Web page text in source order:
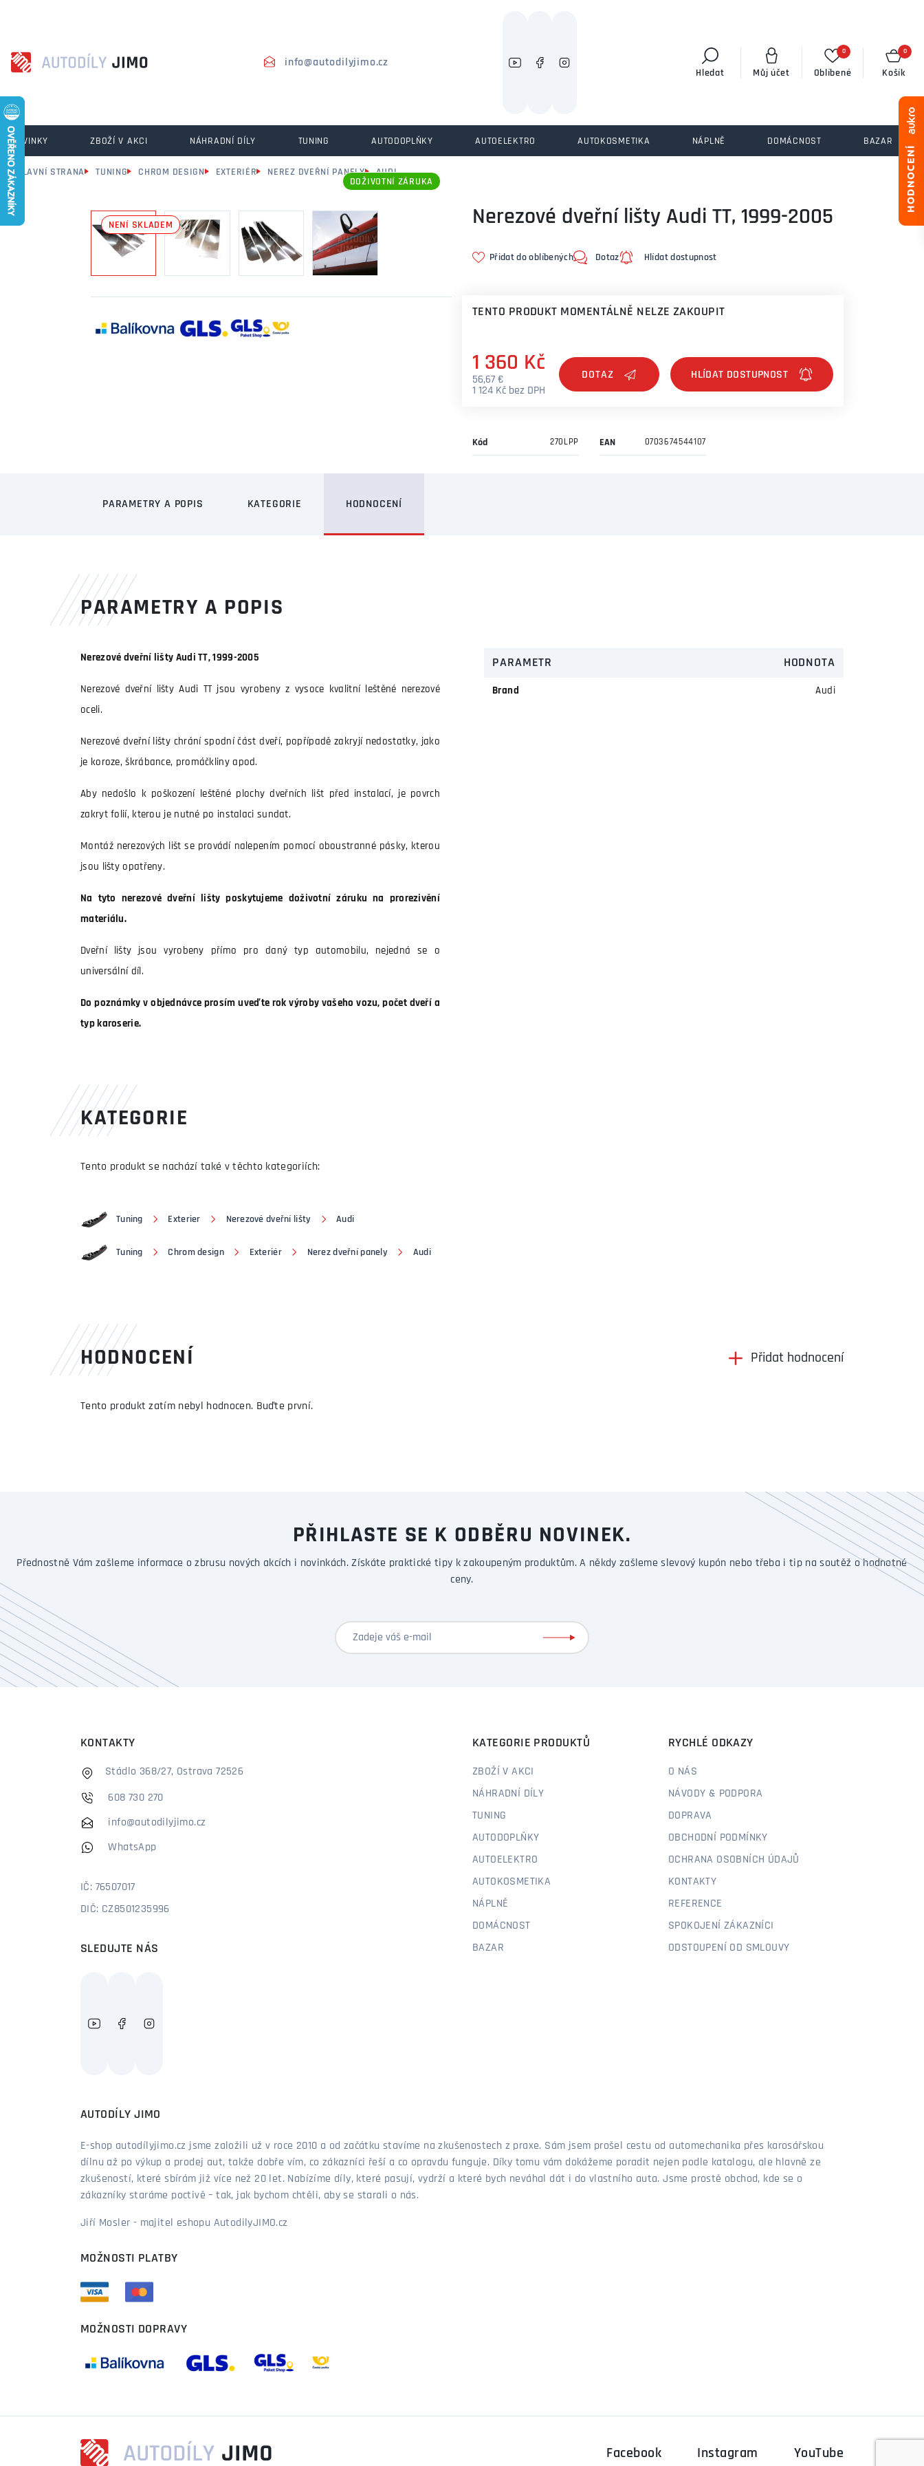
info@autodilyjimo.cz
Hledat Můj účet
0
Oblíbené
0
Košík
NOVINKY ZBOŽÍ V AKCI NÁHRADNÍ DÍLY TUNING AUTODOPLŇKY AUTOELEKTRO AUTOKOSMETIKA NÁPLNĚ DOMÁCNOST BAZAR
HLAVNÍ STRANA TUNING CHROM DESIGN EXTERIÉR NEREZ DVEŘNÍ PANELY AUDI
NENÍ SKLADEM
DOŽIVOTNÍ ZÁRUKA
Nerezové dveřní lišty Audi TT, 1999-2005
Přidat do oblíbených Dotaz Hlídat dostupnost
TENTO PRODUKT MOMENTÁLNĚ NELZE ZAKOUPIT
1 360 Kč
56,67 €
1 124 Kč bez DPH
DOTAZ
Kód 270LPP EAN 0703674544107
PARAMETRY A POPIS KATEGORIE HODNOCENÍ
PARAMETRY A POPIS
Nerezové dveřní lišty Audi TT, 1999-2005
Nerezové dveřní lišty Audi TT jsou vyrobeny z vysoce kvalitní leštěné nerezové
oceli.
Nerezové dveřní lišty chrání spodní část dveří, popřípadě zakryjí nedostatky, jako
je koroze, škrábance, promáčkliny apod.
Aby nedošlo k poškození leštěné plochy dveřních lišt před instalací, je povrch
zakryt folií, kterou je nutné po instalaci sundat.
Montáž nerezových lišt se provádí nalepením pomocí oboustranné pásky, kterou
jsou lišty opatřeny.
Na tyto nerezové dveřní lišty poskytujeme doživotní záruku na prorezivění
materiálu.
Dveřní lišty jsou vyrobeny přímo pro daný typ automobilu, nejedná se o
universální díl.
Do poznámky v objednávce prosím uveďte rok výroby vašeho vozu, počet dveří a
typ karoserie.
PARAMETR HODNOTA
Brand Audi
KATEGORIE
Tento produkt se nachází také v těchto kategoriích:
Tuning Exterier Nerezové dveřní lišty Audi
Tuning Chrom design Exteriér Nerez dveřní panely Audi
HODNOCENÍ Přidat hodnocení
Tento produkt zatím nebyl hodnocen. Buďte první.
PŘIHLASTE SE K ODBĚRU NOVINEK.
Přednostně Vám zašleme informace o zbrusu nových akcích i novinkách. Získáte praktické tipy k zakoupeným produktům. A někdy zašleme slevový kupón nebo třeba i tip na soutěž o hodnotné
ceny.
KONTAKTY
Stádlo 368/27, Ostrava 72526
608 730 270
info@autodilyjimo.cz
WhatsApp
IČ: 76507017
DIČ: CZ8501235996
SLEDUJTE NÁS
KATEGORIE PRODUKTŮ
ZBOŽÍ V AKCI
NÁHRADNÍ DÍLY
TUNING
AUTODOPLŇKY
AUTOELEKTRO
AUTOKOSMETIKA
NÁPLNĚ
DOMÁCNOST
BAZAR
RYCHLÉ ODKAZY
O NÁS
NÁVODY & PODPORA
DOPRAVA
OBCHODNÍ PODMÍNKY
OCHRANA OSOBNÍCH ÚDAJŮ
KONTAKTY
REFERENCE
SPOKOJENÍ ZÁKAZNÍCI
ODSTOUPENÍ OD SMLOUVY
AUTODÍLY JIMO
E-shop autodílyjimo.cz jsme založili už v roce 2010 a od začátku stavíme na zkušenostech z praxe. Sám jsem prošel cestu od automechanika přes karosářskou
dílnu až po výkup a prodej aut, takže dobře vím, co zákazníci řeší a co opravdu funguje. Díky tomu vám dokážeme poradit nejen podle katalogu, ale hlavně ze
zkušeností, které sbírám již více než 20 let. Nabízíme díly, které pasují, vydrží a které bych neváhal dát i do vlastního auta. Jsme prostě obchod, kde se o
zákazníky staráme poctivě – tak, jak bychom chtěli, aby se starali o nás.
Jiří Mosler - majitel eshopu AutodilyJIMO.cz
MOŽNOSTI PLATBY
MOŽNOSTI DOPRAVY
Facebook Instagram YouTube
Můžeme vám pomoci něco najít?